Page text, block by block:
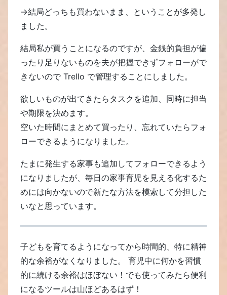
→結局どっちも買わないまま、ということが多発し
ました。
結局私が買うことになるのですが、金銭的負担が偏
ったり足りないものを夫が把握できずフォローがで
きないので Trello で管理することにしました。
欲しいものが出てきたらタスクを追加、同時に担当
や期限を決めます。
空いた時間にまとめて買ったり、忘れていたらフォ
ローできるようになりました。
たまに発生する家事も追加してフォローできるよう
になりましたが、毎日の家事育児を見える化するた
めには向かないので新たな方法を模索して分担した
いなと思っています。
子どもを育てるようになってから時間的、特に精神
的な余裕がなくなりました。 育児中に何かを習慣
的に続ける余裕はほぼない！でも使ってみたら便利
になるツールは山ほどあるはず！